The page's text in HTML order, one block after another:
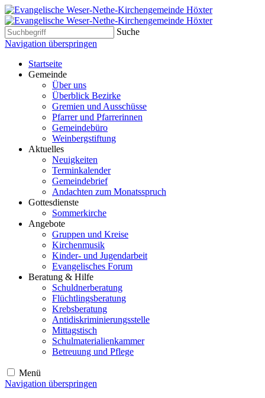
Suche
Navigation überspringen
Startseite
Gemeinde
Über uns
Überblick Bezirke
Gremien und Ausschüsse
Pfarrer und Pfarrerinnen
Gemeindebüro
Weinbergstiftung
Aktuelles
Neuigkeiten
Terminkalender
Gemeindebrief
Andachten zum Monatsspruch
Gottesdienste
Sommerkirche
Angebote
Gruppen und Kreise
Kirchenmusik
Kinder- und Jugendarbeit
Evangelisches Forum
Beratung & Hilfe
Schuldnerberatung
Flüchtlingsberatung
Krebsberatung
Antidiskriminierungsstelle
Mittagstisch
Schulmaterialienkammer
Betreuung und Pflege
Menü
Navigation überspringen